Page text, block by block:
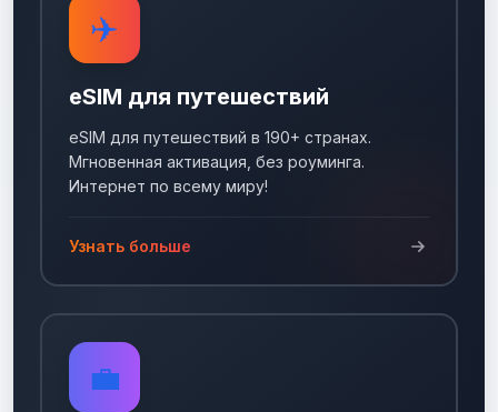
✈️
eSIM для путешествий
eSIM для путешествий в 190+ странах.
Мгновенная активация, без роуминга.
Интернет по всему миру!
Узнать больше
💼